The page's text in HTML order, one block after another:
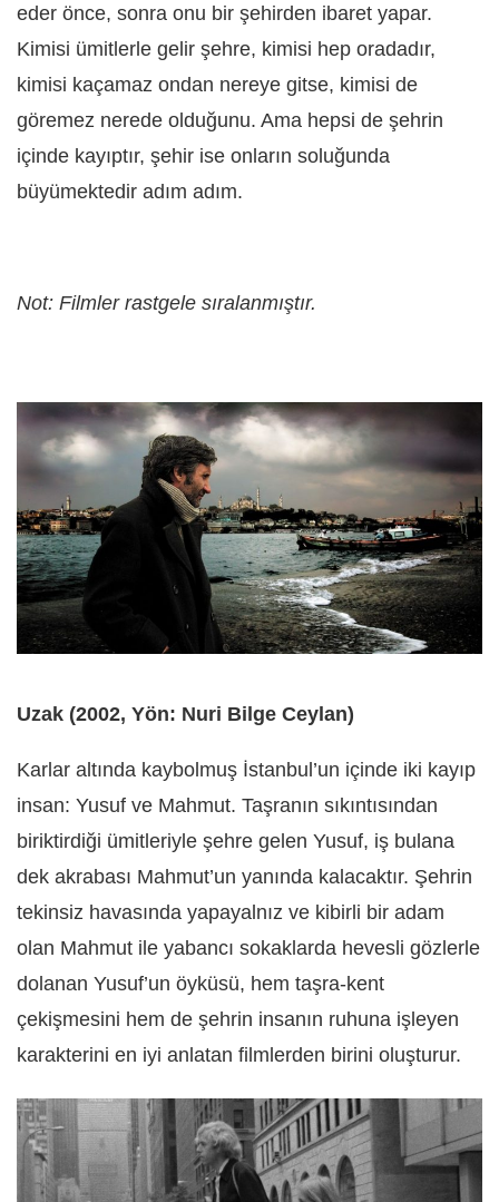
eder önce, sonra onu bir şehirden ibaret yapar.
Kimisi ümitlerle gelir şehre, kimisi hep oradadır,
kimisi kaçamaz ondan nereye gitse, kimisi de
göremez nerede olduğunu. Ama hepsi de şehrin
içinde kayıptır, şehir ise onların soluğunda
büyümektedir adım adım.
Not: Filmler rastgele sıralanmıştır.
Uzak (2002, Yön: Nuri Bilge Ceylan)
Karlar altında kaybolmuş İstanbul’un içinde iki kayıp
insan: Yusuf ve Mahmut. Taşranın sıkıntısından
biriktirdiği ümitleriyle şehre gelen Yusuf, iş bulana
dek akrabası Mahmut’un yanında kalacaktır. Şehrin
tekinsiz havasında yapayalnız ve kibirli bir adam
olan Mahmut ile yabancı sokaklarda hevesli gözlerle
dolanan Yusuf’un öyküsü, hem taşra-kent
çekişmesini hem de şehrin insanın ruhuna işleyen
karakterini en iyi anlatan filmlerden birini oluşturur.